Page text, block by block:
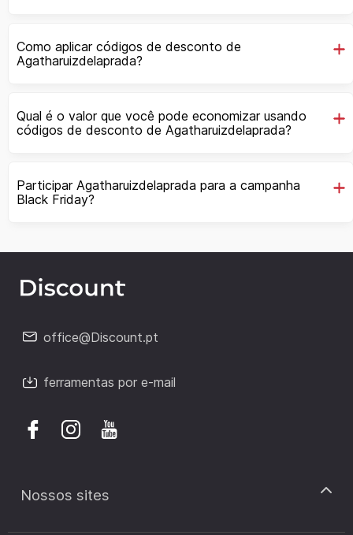
Como aplicar códigos de desconto de
Agatharuizdelaprada?
Qual é o valor que você pode economizar usando
códigos de desconto de Agatharuizdelaprada?
Participar Agatharuizdelaprada para a campanha
Black Friday?
office@Discount.pt
ferramentas por e-mail
Nossos sites